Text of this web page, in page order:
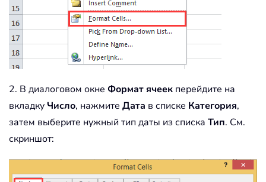
2. В диалоговом окне Формат ячеек перейдите на
вкладкуЧисло, нажмите Дата в списке Категория,
затем выберите нужный тип даты из списка Тип. См.
скриншот: